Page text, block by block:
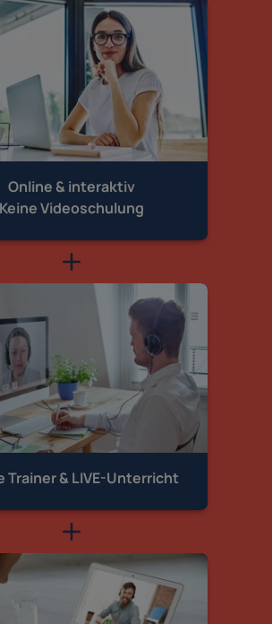
Online & interaktiv
Keine Videoschulung
Trainer & LIVE-Unterricht